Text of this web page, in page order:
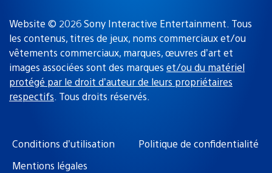
Website © 2026 Sony Interactive Entertainment. Tous
les contenus, titres de jeux, noms commerciaux et/ou
vêtements commerciaux, marques, œuvres d’art et
images associées sont des marques et/ou du matériel
protégé par le droit d’auteur de leurs propriétaires
respectifs. Tous droits réservés.
Conditions d’utilisation
Politique de confidentialité
Mentions légales